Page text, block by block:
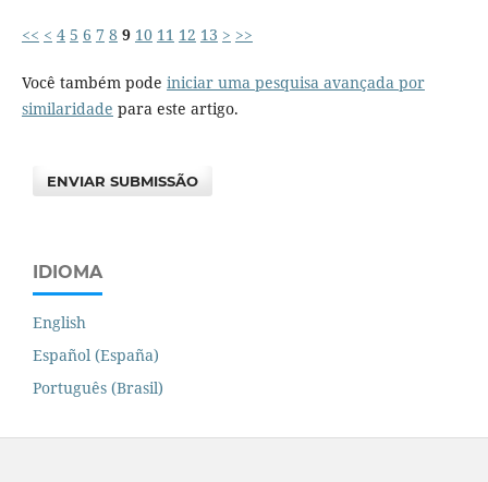
<< < 4 5 6 7 8 9 10 11 12 13 > >>
Você também pode iniciar uma pesquisa avançada por
similaridade para este artigo.
ENVIAR SUBMISSÃO
IDIOMA
English
Español (España)
Português (Brasil)